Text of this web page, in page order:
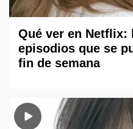
Qué ver en Netflix:
episodios que se
fin de semana